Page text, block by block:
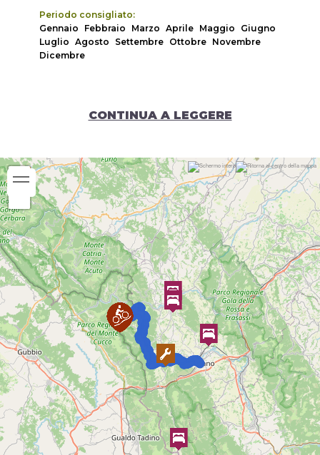
Periodo consigliato:
Gennaio
Febbraio Marzo Aprile Maggio
Giugno
Luglio Agosto Settembre Ottobre Novembre
Dicembre
CONTINUA A LEGGERE